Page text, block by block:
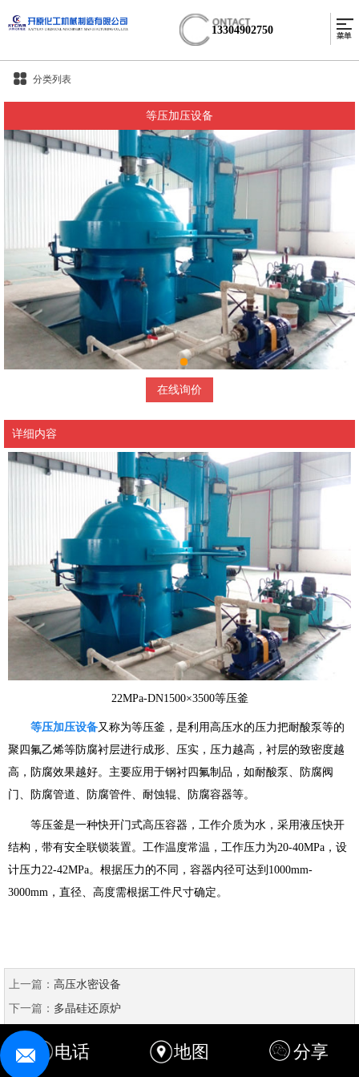
13304902750
分类列表
等压加压设备
在线询价
详细内容
22MPa-DN1500×3500等压釜
等压加压设备又称为等压釜，是利用高压水的压力把耐酸泵等的
聚四氟乙烯等防腐衬层进行成形、压实，压力越高，衬层的致密度越
高，防腐效果越好。主要应用于钢衬四氟制品，如耐酸泵、防腐阀
门、防腐管道、防腐管件、耐蚀辊、防腐容器等。
等压釜是一种快开门式高压容器，工作介质为水，采用液压快开
结构，带有安全联锁装置。工作温度常温，工作压力为20-40MPa，设
计压力22-42MPa。根据压力的不同，容器内径可达到1000mm-
3000mm，直径、高度需根据工件尺寸确定。
上一篇： 高压水密设备
下一篇： 多晶硅还原炉
电话 地图 分享